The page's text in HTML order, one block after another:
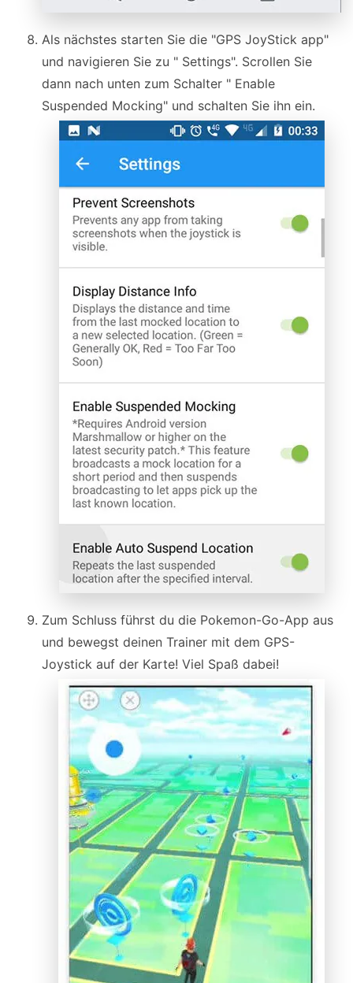
Als nächstes starten Sie die "GPS JoyStick app"
und navigieren Sie zu " Settings". Scrollen Sie
dann nach unten zum Schalter " Enable
Suspended Mocking" und schalten Sie ihn ein.
Zum Schluss führst du die Pokemon-Go-App aus
und bewegst deinen Trainer mit dem GPS-
Joystick auf der Karte! Viel Spaß dabei!